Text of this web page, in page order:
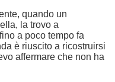
quando un
la trovo a
a poco tempo fa
è riuscito a ricostruirsi
affermare che non ha